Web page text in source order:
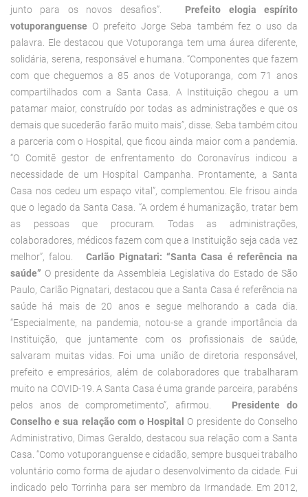
junto para os novos desafios”. Prefeito elogia espírito
votuporanguense O prefeito Jorge Seba também fez o uso da
palavra. Ele destacou que Votuporanga tem uma áurea diferente,
solidária, serena, responsável e humana. “Componentes que fazem
com que cheguemos a 85 anos de Votuporanga, com 71 anos
compartilhados com a Santa Casa. A Instituição chegou a um
patamar maior, construído por todas as administrações e que os
demais que sucederão farão muito mais”, disse. Seba também citou
a parceria com o Hospital, que ficou ainda maior com a pandemia.
“O Comitê gestor de enfrentamento do Coronavírus indicou a
necessidade de um Hospital Campanha. Prontamente, a Santa
Casa nos cedeu um espaço vital”, complementou. Ele frisou ainda
que o legado da Santa Casa. “A ordem é humanização, tratar bem
as pessoas que procuram. Todas as administrações,
colaboradores, médicos fazem com que a Instituição seja cada vez
melhor”, falou. Carlão Pignatari: “Santa Casa é referência na
saúde” O presidente da Assembleia Legislativa do Estado de São
Paulo, Carlão Pignatari, destacou que a Santa Casa é referência na
saúde há mais de 20 anos e segue melhorando a cada dia.
“Especialmente, na pandemia, notou-se a grande importância da
Instituição, que juntamente com os profissionais de saúde,
salvaram muitas vidas. Foi uma união de diretoria responsável,
prefeito e empresários, além de colaboradores que trabalharam
muito na COVID-19. A Santa Casa é uma grande parceira, parabéns
pelos anos de comprometimento”, afirmou. Presidente do
Conselho e sua relação com o Hospital O presidente do Conselho
Administrativo, Dimas Geraldo, destacou sua relação com a Santa
Casa. “Como votuporanguense e cidadão, sempre busquei trabalho
voluntário como forma de ajudar o desenvolvimento da cidade. Fui
indicado pelo Torrinha para ser membro da Irmandade. Em 2012,